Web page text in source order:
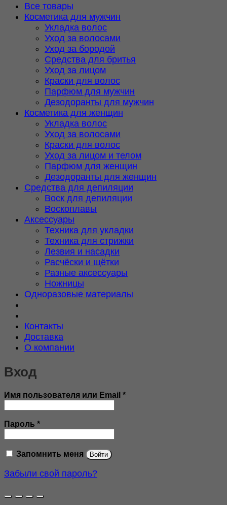
Все товары
Косметика для мужчин
Укладка волос
Уход за волосами
Уход за бородой
Средства для бритья
Уход за лицом
Краски для волос
Парфюм для мужчин
Дезодоранты для мужчин
Косметика для женщин
Укладка волос
Уход за волосами
Краски для волос
Уход за лицом и телом
Парфюм для женщин
Дезодоранты для женщин
Средства для депиляции
Воск для депиляции
Воскоплавы
Аксессуары
Техника для укладки
Техника для стрижки
Лезвия и насадки
Расчёски и щётки
Разные аксессуары
Ножницы
Одноразовые материалы
Контакты
Доставка
О компании
Вход
Имя пользователя или Email *Обязательно
Пароль *Обязательно
Запомнить меня Войти
Забыли свой пароль?